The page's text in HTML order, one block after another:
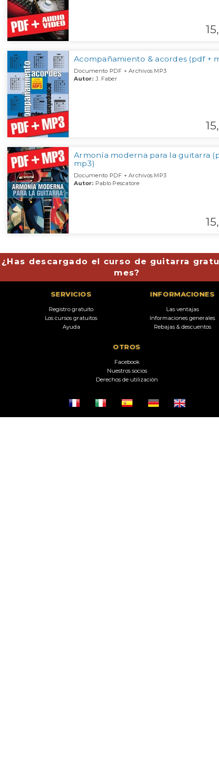
15,
Acompañamiento & acordes (pdf +
Documento PDF + Archivos MP3
Autor: J. Faber
15,
Armonía moderna para la guitarra
mp3)
Documento PDF + Archivos MP3
Autor: Pablo Pescatore
15,
¿Has descargado el curso de guitarra
mes?
SERVICIOS
Registro gratuito
Los cursos gratuitos
Ayuda
INFORMACIONES
Las ventajas
Informaciones generales
Rebajas & descuentos
OTROS
Facebook
Nuestros socios
Derechos de utilización